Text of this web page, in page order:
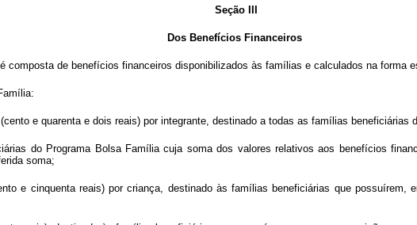
Seção III
Dos Benefícios Financeiros
composta de benefícios financeiros disponibilizados às famílias e calculados na forma
e quarenta e dois reais) por integrante, destinado a todas as famílias beneficiárias
do Programa Bolsa Família cuja soma dos valores relativos aos benefícios
soma;
e cinquenta reais) por criança, destinado às famílias beneficiárias que